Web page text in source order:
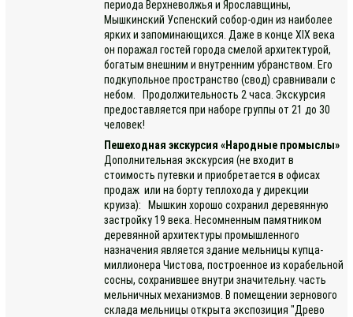
периода Верхневолжья и Ярославщины,
Мышкинский Успенский собор-один из наиболее
ярких и запоминающихся. Даже в конце XIX века
он поражал гостей города смелой архитектурой,
богатым внешним и внутренним убранством. Его
подкупольное пространство (свод) сравнивали с
небом. Продолжительность 2 часа. Экскурсия
предоставляется при наборе группы от 21 до 30
человек!
Пешеходная экскурсия «Народные промыслы»
Дополнительная экскурсия (не входит в
стоимость путевки и приобретается в офисах
продаж или на борту теплохода у дирекции
круиза): Мышкин хорошо сохранил деревянную
застройку 19 века. Несомненным памятником
деревянной архитектуры промышленного
назначения является здание мельницы купца-
миллионера Чистова, построенное из корабельной
сосны, сохранившее внутри значительну. часть
мельничных механизмов. В помещении зернового
склада мельницы открыта экспозиция "Древо